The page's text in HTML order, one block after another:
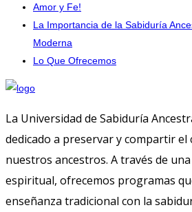
Amor y Fe!
La Importancia de la Sabiduría
Moderna
Lo Que Ofrecemos
La Universidad de Sabiduría
dedicado a preservar y compartir el
nuestros ancestros. A través de
espiritual, ofrecemos programas
enseñanza tradicional con la